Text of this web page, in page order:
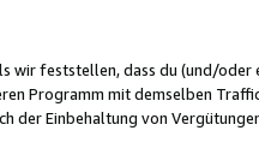
feststellen, dass du (und/oder
Programm mit demselben
Einbehaltung von